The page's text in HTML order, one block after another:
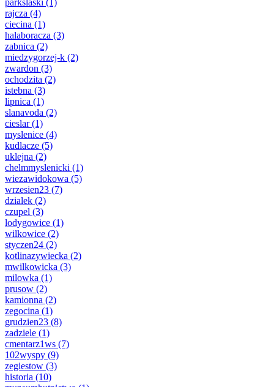
parkslaski (1)
rajcza (4)
ciecina (1)
halaboracza (3)
zabnica (2)
miedzygorzej-k (2)
zwardon (3)
ochodzita (2)
istebna (3)
lipnica (1)
slanavoda (2)
cieslar(1)
myslenice (4)
kudlacze (5)
uklejna (2)
chelmmyslenicki (1)
wiezawidokowa (5)
wrzesien23 (7)
dzialek (2)
czupel (3)
lodygowice (1)
wilkowice (2)
styczen24 (2)
kotlinazywiecka (2)
mwilkowicka (3)
milowka (1)
prusow (2)
kamionna (2)
zegocina (1)
grudzien23 (8)
zadziele (1)
cmentarz1ws (7)
102wyspy (9)
zegiestow (3)
historia (10)